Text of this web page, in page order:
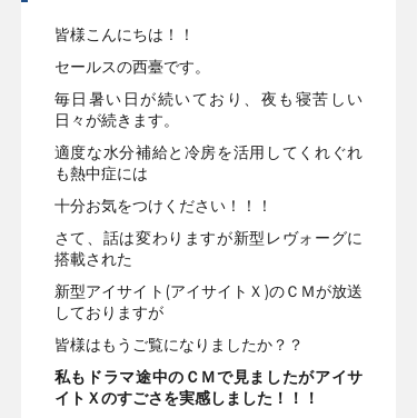
皆様こんにちは！！
セールスの西臺です。
毎日暑い日が続いており、夜も寝苦しい
日々が続きます。
適度な水分補給と冷房を活用してくれぐれ
も熱中症には
十分お気をつけください！！！
さて、話は変わりますが新型レヴォーグに
搭載された
新型アイサイト(アイサイトＸ)のＣＭが放送
しておりますが
皆様はもうご覧になりましたか？？
私もドラマ途中のＣＭで見ましたがアイサ
イトＸのすごさを実感しました！！！